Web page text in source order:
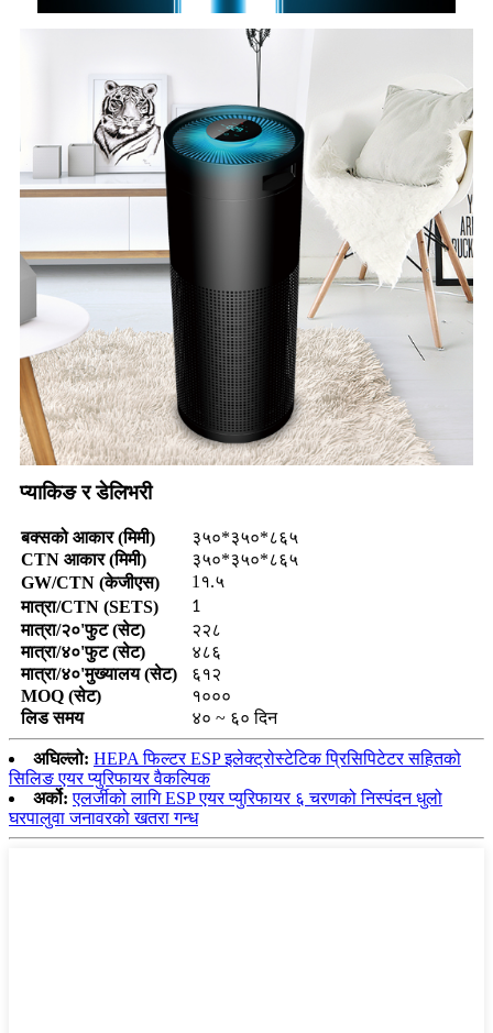
प्याकिङ र डेलिभरी
बक्सको आकार (मिमी)
३५०*३५०*८६५
CTN आकार (मिमी)
३५०*३५०*८६५
GW/CTN (केजीएस)
1१.५
मात्रा/CTN (SETS) 1
मात्रा/२०'फुट (सेट)
२२८
मात्रा/४०'फुट (सेट)
४८६
मात्रा/४०'मुख्यालय (सेट)
६१२
MOQ (सेट)
१०००
लिड समय
४० ~ ६० दिन
अघिल्लो: HEPA फिल्टर ESP इलेक्ट्रोस्टेटिक प्रिसिपिटेटर सहितको
सिलिङ एयर प्युरिफायर वैकल्पिक
अर्को: एलर्जीको लागि ESP एयर प्युरिफायर ६ चरणको निस्पंदन धुलो
घरपालुवा जनावरको खतरा गन्ध